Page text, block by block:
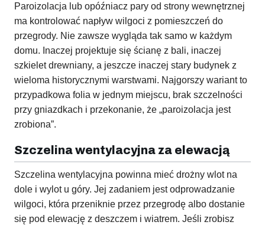
Paroizolacja lub opóźniacz pary od strony wewnętrznej
ma kontrolować napływ wilgoci z pomieszczeń do
przegrody. Nie zawsze wygląda tak samo w każdym
domu. Inaczej projektuje się ścianę z bali, inaczej
szkielet drewniany, a jeszcze inaczej stary budynek z
wieloma historycznymi warstwami. Najgorszy wariant to
przypadkowa folia w jednym miejscu, brak szczelności
przy gniazdkach i przekonanie, że „paroizolacja jest
zrobiona”.
Szczelina wentylacyjna za elewacją
Szczelina wentylacyjna powinna mieć drożny wlot na
dole i wylot u góry. Jej zadaniem jest odprowadzanie
wilgoci, która przeniknie przez przegrodę albo dostanie
się pod elewację z deszczem i wiatrem. Jeśli zrobisz